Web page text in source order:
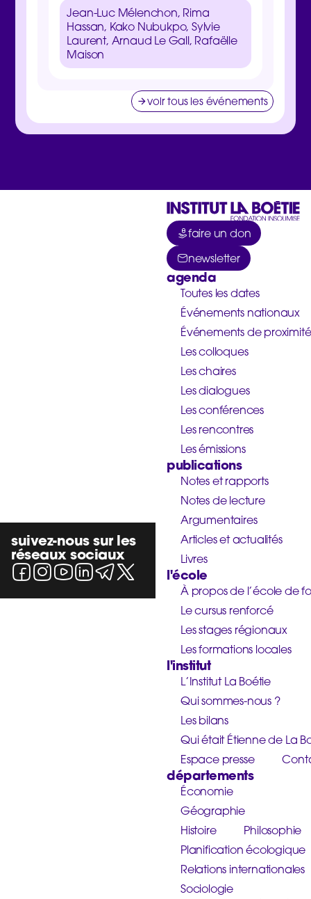
Jean-Luc Mélenchon, Rima
Hassan, Kako Nubukpo, Sylvie
Laurent, Arnaud Le Gall, Rafaëlle
Maison
voir tous les événements
suivez-nous sur les
réseaux sociaux
faire un don
newsletter
agenda
Toutes les dates
Événements nationaux
Événements de proximité
Les colloques
Les chaires
Les dialogues
Les conférences
Les rencontres
Les émissions
publications
Notes et rapports
Notes de lecture
Argumentaires
Articles et actualités
Livres
l'école
À propos de l’école de
Le cursus renforcé
Les stages régionaux
Les formations locales
l'institut
L’Institut La Boétie
Qui sommes-nous ?
Les bilans
Qui était Étienne de La
Espace presse
départements
Économie
Géographie
Histoire
Philosophie
Planification écologique
Relations internationales
Sociologie